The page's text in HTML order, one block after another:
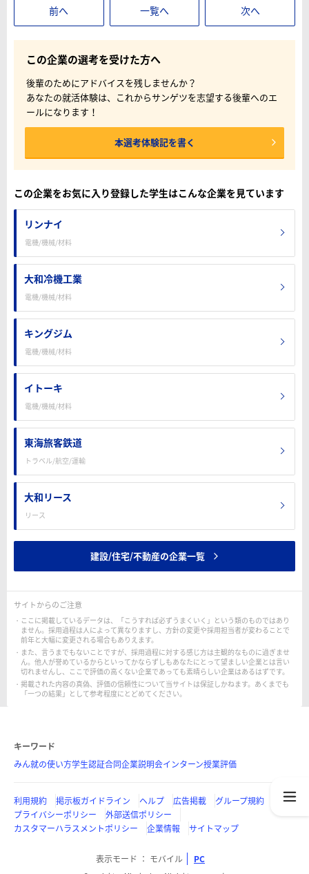
前へ 一覧へ 次へ
この企業の選考を受けた方へ
後輩のためにアドバイスを残しませんか？
あなたの就活体験は、これからサンゲツを志望する後輩へのエ
ールになります！
本選考体験記を書く
この企業をお気に入り登録した学生はこんな企業を見ています
リンナイ
電機/機械/材料
大和冷機工業
電機/機械/材料
キングジム
電機/機械/材料
イトーキ
電機/機械/材料
東海旅客鉄道
トラベル/航空/運輸
大和リース
リース
建設/住宅/不動産の企業一覧
サイトからのご注意
ここに掲載しているデータは、「こうすれば必ずうまくいく」という類のものではあり
ません。採用過程は人によって異なりますし、方針の変更や採用担当者が変わることで
前年と大幅に変更される場合もありえます。
また、言うまでもないことですが、採用過程に対する感じ方は主観的なものに過ぎませ
ん。他人が誉めているからといってかならずしもあなたにとって望ましい企業とは言い
切れませんし、ここで評価の高くない企業であっても素晴らしい企業はあるはずです。
掲載された内容の真偽、評価の信頼性について当サイトは保証しかねます。あくまでも
「一つの結果」として参考程度にとどめてください。
キーワード
みん就の使い方学生認証合同企業説明会インターン授業評価
利用規約 掲示板ガイドライン ヘルプ 広告掲載
グループ規約
プライバシーポリシー
外部送信ポリシー
カスタマーハラスメントポリシー
企業情報 サイトマップ
表示モード モバイル PC